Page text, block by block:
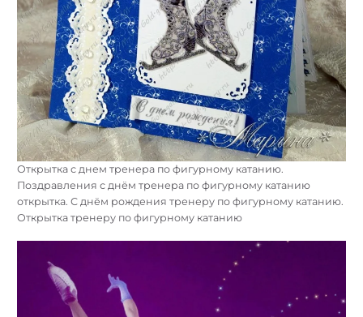
Открытка с днем тренера по фигурному катанию.
Поздравления с днём тренера по фигурному катанию
открытка. С днём рождения тренеру по фигурному катанию.
Открытка тренеру по фигурному катанию